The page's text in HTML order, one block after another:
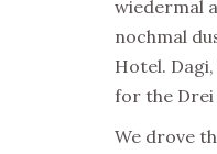
wiedermal
nochmal
Hotel.
for the Drei
We drove